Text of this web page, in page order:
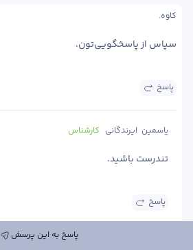
کاوه.
سپاس از پاسخگویی‌تون.
پاسخ
کارشناس یاسمین  ایرندگانی
تندرست باشید.
پاسخ
درخواست مشاوره تلفنی
پاسخ به این پرسش